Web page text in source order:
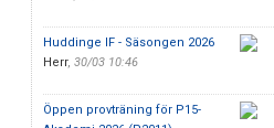
Huddinge IF - Säsongen 2026
Herr, 30/03 10:46
Öppen provträning för P15-